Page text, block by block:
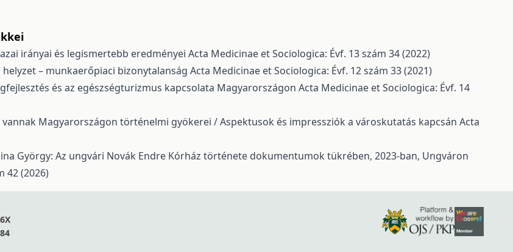
irányai és legismertebb eredményei Acta Medicinae et Sociologica: Évf. 13 szám 34 (2022)
– munkaerőpiaci bizonytalanság Acta Medicinae et Sociologica: Évf. 12 szám 33 (2021)
és az egészségturizmus kapcsolata Magyarországon Acta Medicinae et Sociologica: Évf. 14
Magyarországon történelmi gyökerei / Aspektusok és impressziók a városkutatás kapcsán Acta
György: Az ungvári Novák Endre Kórház története dokumentumok tükrében, 2023-ban, Ungváron
42 (2026)